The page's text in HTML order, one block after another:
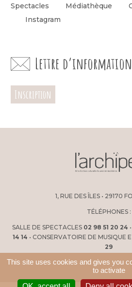
Spectacles Médiathèque
Instagram
Lettre d’information
Inscription
1, RUE DES ÎLES • 29170
TÉLÉPHONES :
SALLE DE SPECTACLES 02 98 51 20 24
14 14 • CONSERVATOIRE DE MUSIQUE
29
This site uses cookies and gives you
to activate